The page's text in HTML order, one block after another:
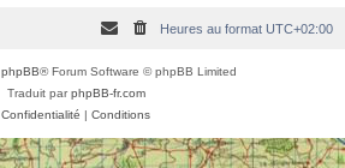
Heures au format UTC+02:00
phpBB® Forum Software © phpBB Limited
Traduit parphpBB-fr.com
Confidentialité | Conditions